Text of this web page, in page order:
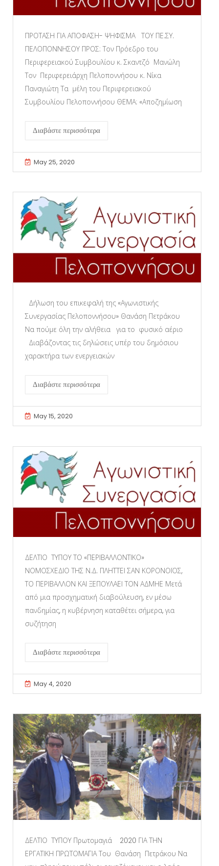
ΠΡΟΤΑΣΗ ΓΙΑ ΑΠΟΦΑΣΗ- ΨΗΦΙΣΜΑ ΤΟΥ ΠΕ.ΣΥ.
ΠΕΛΟΠΟΝΝΗΣΟΥ ΠΡΟΣ: Τον Πρόεδρο του
Περιφερειακού Συμβουλίου κ. Σκαντζό Μανώλη
Τον Περιφερειάρχη Πελοποννήσου κ. Νίκα
Παναγιώτη Τα μέλη του Περιφερειακού
Συμβουλίου Πελοποννήσου ΘΕΜΑ: «Αποζημίωση
Διαβάστε περισσότερα
May 25, 2020
Δήλωση του επικεφαλή της «Αγωνιστικής
Συνεργασίας Πελοποννήσου» Θανάση Πετράκου
Να πούμε όλη την αλήθεια για το φυσικό αέριο
Διαβάζοντας τις δηλώσεις υπέρ του δημόσιου
χαρακτήρα των ενεργειακών
Διαβάστε περισσότερα
May 15, 2020
ΔΕΛΤΙΟ ΤΥΠΟΥ ΤΟ «ΠΕΡΙΒΑΛΛΟΝΤΙΚΟ»
ΝΟΜΟΣΧΕΔΙΟ ΤΗΣ Ν.Δ. ΠΛΗΤΤΕΙ ΣΑΝ ΚΟΡΟΝΟΪΟΣ,
ΤΟ ΠΕΡΙΒΑΛΛΟΝ ΚΑΙ ΞΕΠΟΥΛΑΕΙ ΤΟΝ ΑΔΜΗΕ Μετά
από μια προσχηματική διαβούλευση, εν μέσω
πανδημίας, η κυβέρνηση καταθέτει σήμερα, για
συζήτηση
Διαβάστε περισσότερα
May 4, 2020
ΔΕΛΤΙΟ ΤΥΠΟΥ Πρωτομαγιά 2020 ΓΙΑ ΤΗΝ
ΕΡΓΑΤΙΚΗ ΠΡΩΤΟΜΑΓΙΑ Του Θανάση Πετράκου Να